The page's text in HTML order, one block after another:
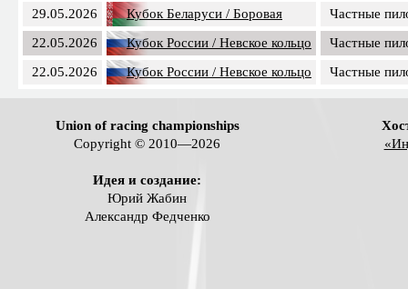
29.05.2026 Кубок Беларуси / Боровая
Частные
22.05.2026
Кубок России / Невское кольцо
Частные
22.05.2026
Кубок России / Невское кольцо Частные
Union of racing championships
Copyright © 2010—2026
Идея и создание:
Юрий Жабин
Александр Федченко